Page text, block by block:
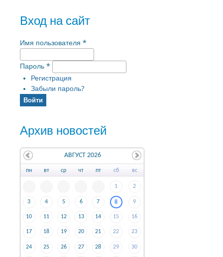
Вход на сайт
Имя пользователя *
Пароль *
Регистрация
Забыли пароль?
Архив новостей
пн вт ср чт пт сб вс
1 2
3 4 5 6 7 8 9
10 11 12 13 14 15 16
17 18 19 20 21 22 23
24 25 26 27 28 29 30
АВГУСТ 2026